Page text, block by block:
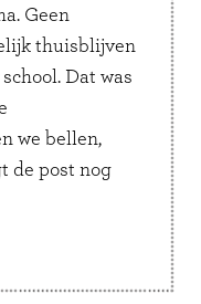
Geen
thuisblijven
Dat was
we bellen,
de post nog
een A4tje en